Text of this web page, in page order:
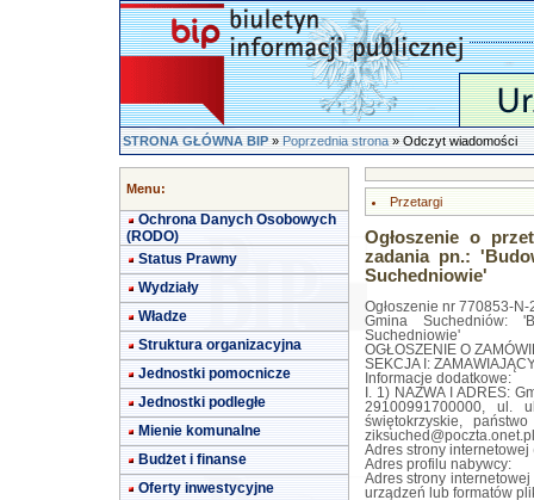
STRONA GŁÓWNA BIP»Poprzednia strona» Odczyt wiadomości
Menu:
Ochrona Danych Osobowych
(RODO)
Status Prawny
Wydziały
Władze
Struktura organizacyjna
Jednostki pomocnicze
Jednostki podległe
Mienie komunalne
Budżet i finanse
Oferty inwestycyjne
Przetargi
Ogłoszenie o
zadania pn.:
Suchedniowie'
Ogłoszenie nr 770853-
Gmina Suchedniów:
Suchedniowie'
OGŁOSZENIE O
SEKCJA I:
Informacje dodatkowe:
I. 1) NAZWA I ADRES:
29100991700000, ul.
świętokrzyskie,
ziksuched@poczta.onet.pl
Adres strony internetowej
Adres profilu nabywcy:
Adres strony
urządzeń lub formatów